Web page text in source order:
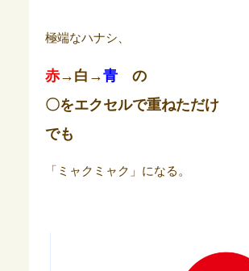
極端なハナシ、
赤→白→青の
〇をエクセルで重ねただけ
でも
「ミャクミャク」になる。